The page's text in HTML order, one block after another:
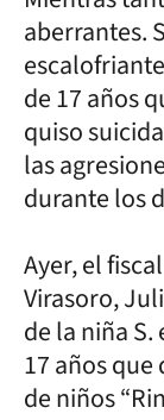
aberrantes.
de 17 años
quiso
las
durante los
Ayer, el
Virasoro,
de la niña
17 años
de niños